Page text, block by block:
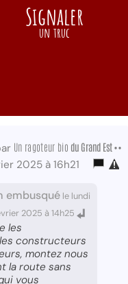
Signaler
un truc
Un ragoteur bio du Grand Est ••
2025 à 16h21
embusqué le lundi
2025 à 14h25
les
constructeurs
montez nous
la route sans
vous